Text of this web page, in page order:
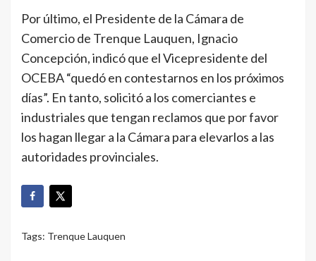
Por último, el Presidente de la Cámara de
Comercio de Trenque Lauquen, Ignacio
Concepción, indicó que el Vicepresidente del
OCEBA “quedó en contestarnos en los próximos
días”. En tanto, solicitó a los comerciantes e
industriales que tengan reclamos que por favor
los hagan llegar a la Cámara para elevarlos a las
autoridades provinciales.
Tags: Trenque Lauquen